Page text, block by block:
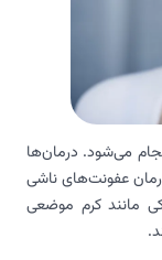
می‌شود. درمان‌ها
عفونت‌های ناشی
مانند کرم موضعی